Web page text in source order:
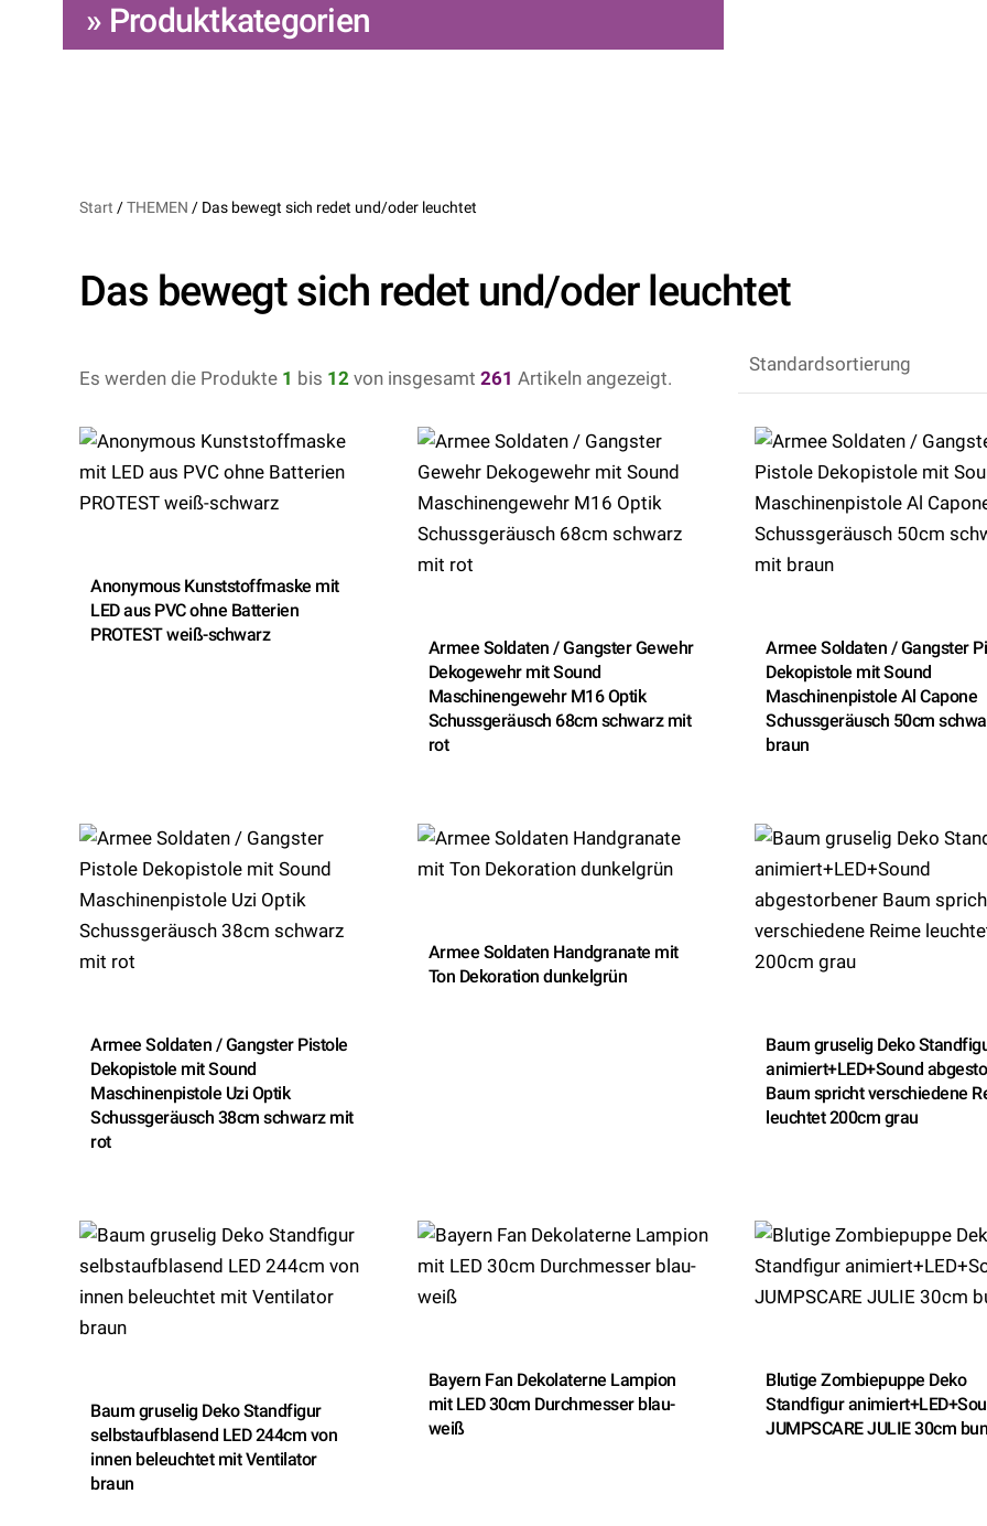
» Produktkategorien
Start /THEMEN / Das bewegt sich redet und/oder leuchtet
Das bewegt sich redet und/oder leuchtet
Es werden die Produkte 1 bis 12 von insgesamt 261 Artikeln angezeigt.
Anonymous Kunststoffmaske mit
LED aus PVC ohne Batterien
PROTEST weiß-schwarz
Armee Soldaten / Gangster Gewehr
Dekogewehr mit Sound
Maschinengewehr M16 Optik
Schussgeräusch 68cm schwarz mit
rot
Armee Soldaten / Gangster
Dekopistole mit Sound
Maschinenpistole Al Capone
Schussgeräusch 50cm
braun
Armee Soldaten / Gangster Pistole
Dekopistole mit Sound
Maschinenpistole Uzi Optik
Schussgeräusch 38cm schwarz mit
rot
Armee Soldaten Handgranate mit
Ton Dekoration dunkelgrün
Baum gruselig Deko
animiert+LED+Sound
Baum spricht verschiedene
leuchtet 200cm grau
Baum gruselig Deko Standfigur
selbstaufblasend LED 244cm von
innen beleuchtet mit Ventilator
braun
Bayern Fan Dekolaterne Lampion
mit LED 30cm Durchmesser blau-
weiß
Blutige Zombiepuppe Deko
Standfigur
JUMPSCARE JULIE 30cm